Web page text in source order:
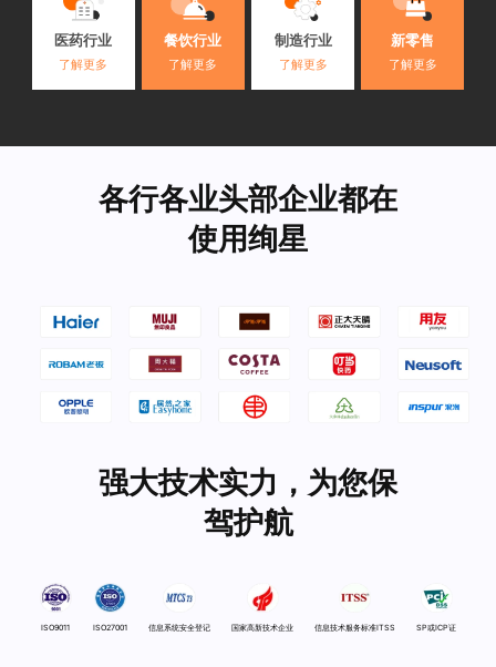
医药行业
了解更多
餐饮行业
了解更多
制造行业
了解更多
新零售
了解更多
各行各业头部企业都在
使用绚星
强大技术实力，为您保
驾护航
ISO9011 ISO27001 信息系统安全登记 国家高新技术企业 信息技术服务标准ITSS SP或ICP证